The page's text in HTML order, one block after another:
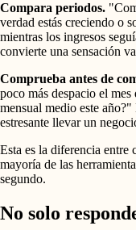
Compara periodos.
verdad estás creciendo o
mientras los ingresos
convierte una sensación
Comprueba antes de
poco más despacio el
mensual medio este año?"
estresante llevar un
Esta es la diferencia entre
mayoría de las
segundo.
No solo